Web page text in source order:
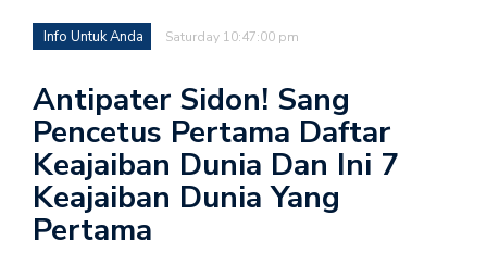
Info Untuk Anda Saturday 10:47:00 pm
Antipater Sidon! Sang
Pencetus Pertama Daftar
Keajaiban Dunia Dan Ini 7
Keajaiban Dunia Yang
Pertama